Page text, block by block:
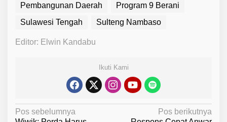
Pembangunan Daerah
Program 9 Berani
Sulawesi Tengah
Sulteng Nambaso
Editor: Elwin Kandabu
Ikuti Kami
N
Pos sebelumnya
Pos berikutnya